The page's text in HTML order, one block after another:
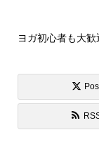
ヨガ初心者も大歓